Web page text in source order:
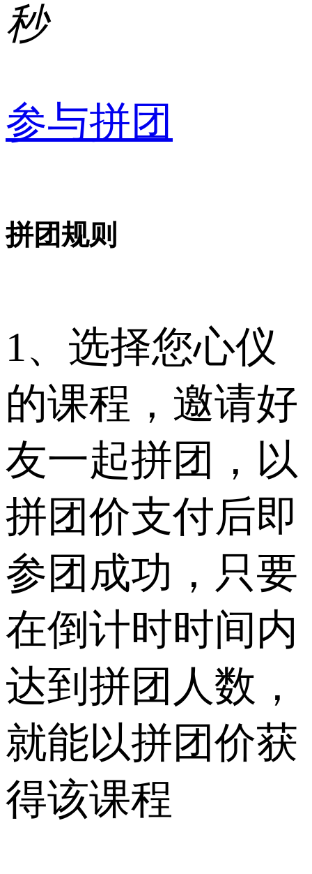
秒
参与拼团
拼团规则
1、选择您心仪
的课程，邀请好
友一起拼团，以
拼团价支付后即
参团成功，只要
在倒计时时间内
达到拼团人数，
就能以拼团价获
得该课程